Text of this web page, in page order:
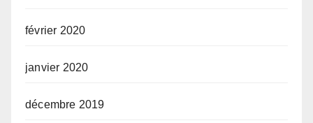
février 2020
janvier 2020
décembre 2019